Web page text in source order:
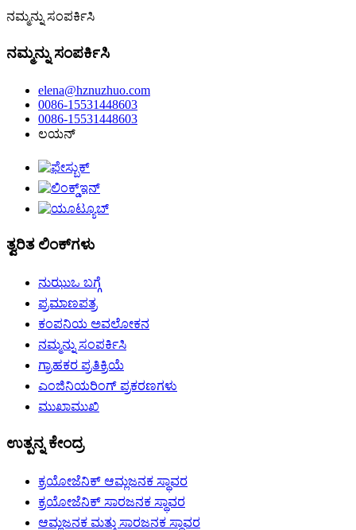
ನಮ್ಮನ್ನು ಸಂಪರ್ಕಿಸಿ
ನಮ್ಮನ್ನು ಸಂಪರ್ಕಿಸಿ
elena@hznuzhuo.com
0086-15531448603
0086-15531448603
ಲಯನ್
ತ್ವರಿತ ಲಿಂಕ್‌ಗಳು
ನುಝುಒ ಬಗ್ಗೆ
ಪ್ರಮಾಣಪತ್ರ
ಕಂಪನಿಯ ಅವಲೋಕನ
ನಮ್ಮನ್ನು ಸಂಪರ್ಕಿಸಿ
ಗ್ರಾಹಕರ ಪ್ರತಿಕ್ರಿಯೆ
ಎಂಜಿನಿಯರಿಂಗ್ ಪ್ರಕರಣಗಳು
ಮುಖಾಮುಖಿ
ಉತ್ಪನ್ನ ಕೇಂದ್ರ
ಕ್ರಯೋಜೆನಿಕ್ ಆಮ್ಲಜನಕ ಸ್ಥಾವರ
ಕ್ರಯೋಜೆನಿಕ್ ಸಾರಜನಕ ಸ್ಥಾವರ
ಆಮ್ಲಜನಕ ಮತ್ತು ಸಾರಜನಕ ಸ್ಥಾವರ